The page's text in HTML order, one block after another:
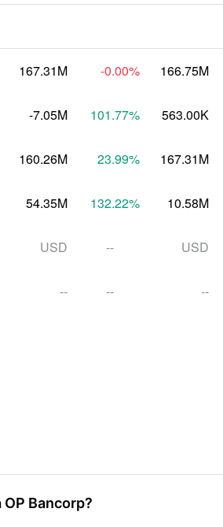
167.31M -0.00% 166.75M
-7.05M 101.77% 563.00K
160.26M 23.99% 167.31M
54.35M 132.22% 10.58M
USD -- USD
-- -- --
Bancorp?